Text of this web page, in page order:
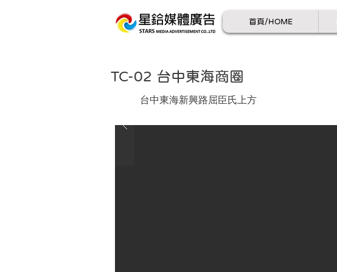
首頁/HOME
TC-02 台中東海商圈
台中東海新興路屈臣氏上方